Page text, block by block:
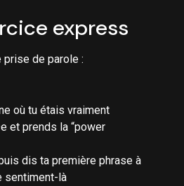
express
prise de parole :
où tu étais vraiment
et prends la “power
dis ta première phrase à
sentiment-là